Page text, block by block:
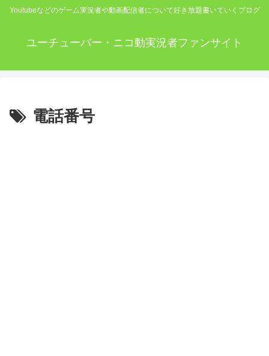
Youtubeなどのゲーム実況者や動画配信者について好き放題書いていくブログ
ユーチューバー・ニコ動実況者ファンサイト
電話番号